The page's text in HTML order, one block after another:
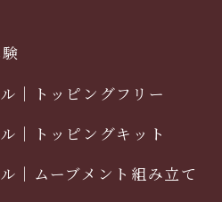
｜トッピングフリー
｜トッピングキット
｜ムーブメント組み立て